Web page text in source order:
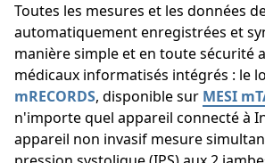
Toutes les mesures et les données
automatiquement enregistrées et
manière simple et en toute sécurité
médicaux informatisés intégrés : le
mRECORDS, disponible sur MESI
n'importe quel appareil connecté à
appareil non invasif mesure